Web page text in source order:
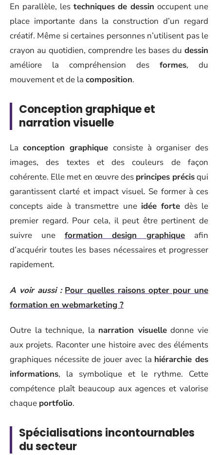
En parallèle, les techniques de dessin occupent une
place importante dans la construction d’un regard
créatif. Même si certaines personnes n’utilisent pas le
crayon au quotidien, comprendre les bases du dessin
améliore la compréhension des formes, du
mouvement et de la composition.
Conception graphique et
narration visuelle
Laconception graphique consiste à organiser des
images, des textes et des couleurs de façon
cohérente. Elle met en œuvre des principes précisqui
garantissent clarté et impact visuel. Se former à ces
concepts aide à transmettre une idée forte dès le
premier regard. Pour cela, il peut être pertinent de
suivre une formation design graphique afin
d’acquérir toutes les bases nécessaires et progresser
rapidement.
A voir aussi : Pour quelles raisons opter pour une
formation en webmarketing ?
Outre la technique, la narration visuelledonne vie
aux projets. Raconter une histoire avec des éléments
graphiques nécessite de jouer avec la hiérarchie des
informations, la symbolique et le rythme. Cette
compétence plaît beaucoup aux agences et valorise
chaque portfolio.
Spécialisations incontournables
du secteur